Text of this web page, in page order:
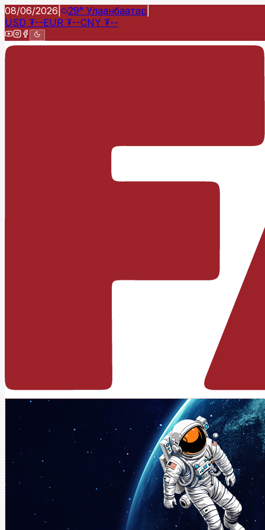
08/06/2026 29° Улаанбаатар
USD ₮--EUR ₮--CNY ₮--